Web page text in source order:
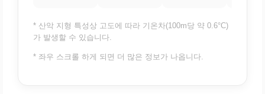
* 산악 지형 특성상 고도에 따라 기온차(100m당 약 0.6°C)
가 발생할 수 있습니다.
* 좌우 스크롤 하게 되면 더 많은 정보가 나옵니다.